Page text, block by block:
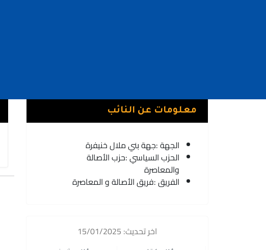
معلومات عن النائب
الجهة :جهة بني ملال خنيفرة
الحزب السياسي :حزب الأصالة
والمعاصرة
الفريق :فريق الأصالة و المعاصرة
اخر تحديث: 15/01/2025